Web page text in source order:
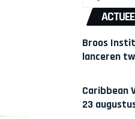
Broos
lanceren
Amsterdam
Caribbean
23